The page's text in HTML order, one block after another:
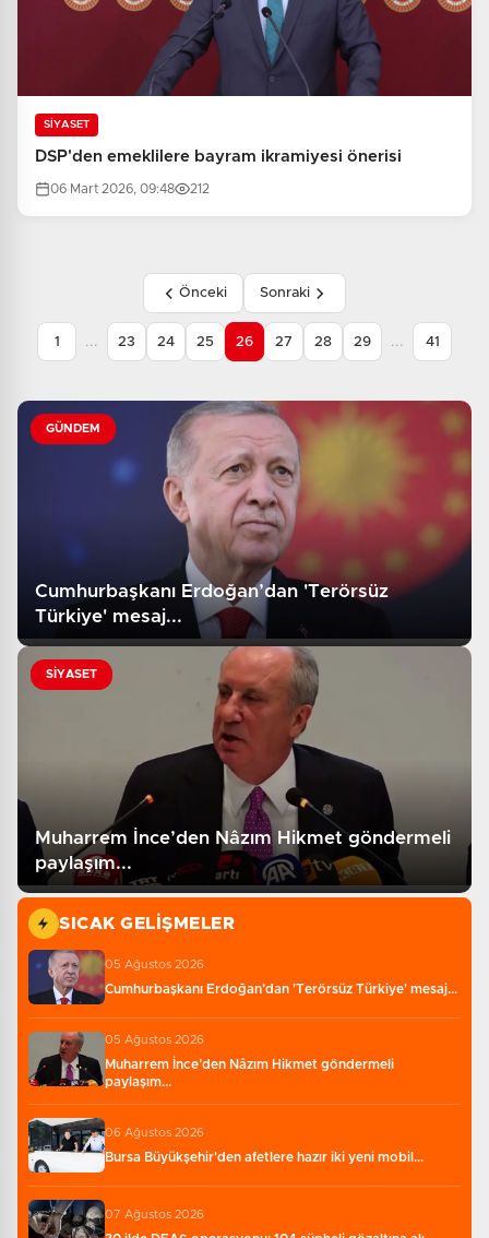
SİYASET
DSP'den emeklilere bayram ikramiyesi önerisi
06 Mart 2026, 09:48 212
Önceki
1 ... 23 24 25 26 27 28 29 ... 41
Sonraki
GÜNDEM
Cumhurbaşkanı Erdoğan’dan 'Terörsüz
Türkiye' mesaj...
SİYASET
Muharrem İnce’den Nâzım Hikmet göndermeli
paylaşım...
SICAK GELIŞMELER
05 Ağustos 2026
Cumhurbaşkanı Erdoğan’dan 'Terörsüz Türkiye' mesaj...
05 Ağustos 2026
Muharrem İnce’den Nâzım Hikmet göndermeli
paylaşım...
06 Ağustos 2026
Bursa Büyükşehir'den afetlere hazır iki yeni mobil...
07 Ağustos 2026